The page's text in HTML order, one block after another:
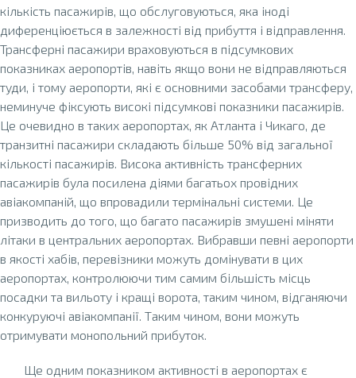
кількість пасажирів, що обслуговуються, яка іноді
диференціюється в залежності від прибуття і відправлення.
Трансферні пасажири враховуються в підсумкових
показниках аеропортів, навіть якщо вони не відправляються
туди, і тому аеропорти, які є основними засобами трансферу,
неминуче фіксують високі підсумкові показники пасажирів.
Це очевидно в таких аеропортах, як Атланта і Чикаго, де
транзитні пасажири складають більше 50% від загальної
кількості пасажирів. Висока активність трансферних
пасажирів була посилена діями багатьох провідних
авіакомпаній, що впровадили термінальні системи. Це
призводить до того, що багато пасажирів змушені міняти
літаки в центральних аеропортах. Вибравши певні аеропорти
в якості хабів, перевізники можуть домінувати в цих
аеропортах, контролюючи тим самим більшість місць
посадки та вильоту і кращі ворота, таким чином, відганяючи
конкуруючі авіакомпанії. Таким чином, вони можуть
отримувати монопольний прибуток.
Ще одним показником активності в аеропортах є